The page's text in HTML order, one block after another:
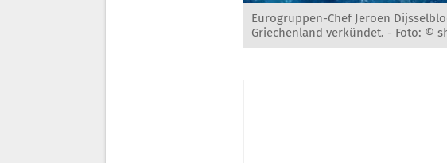
Eurogruppen-Chef Jeroen
Griechenland verkündet. - Foto: ©